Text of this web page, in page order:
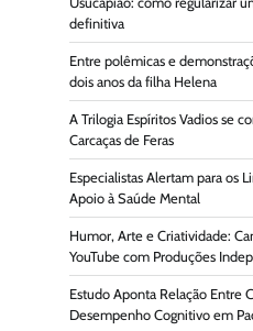
definitiva
Entre polêmicas e
dois anos da filha Helena
A Trilogia Espíritos Vadios se
Carcaças de Feras
Especialistas Alertam para os
Apoio à Saúde Mental
Humor, Arte e Criatividade:
YouTube com Produções
Estudo Aponta Relação Entre
Desempenho Cognitivo em